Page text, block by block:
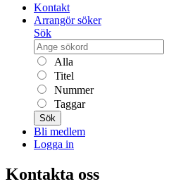
Kontakt
Arrangör söker
Sök
Alla
Titel
Nummer
Taggar
Sök
Bli medlem
Logga in
Kontakta oss